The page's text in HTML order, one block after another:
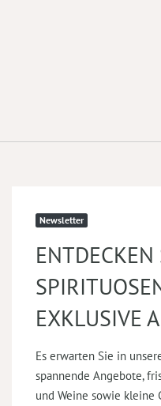
Newsletter
ENTDECKEN
EXKLUSIVE
Es erwarten Sie in
spannende Angebote,
und Weine sowie kleine